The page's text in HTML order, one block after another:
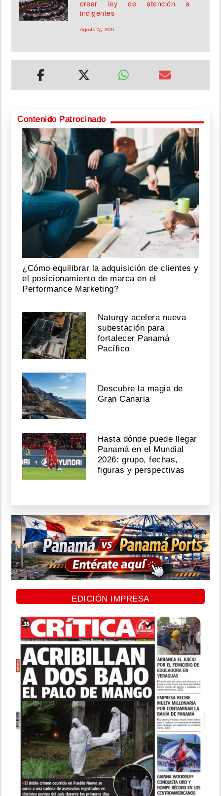
crear ley de atención a
indigentes
Agosto 05, 2026
Contenido Patrocinado
¿Cómo equilibrar la adquisición de clientes y
el posicionamiento de marca en el
Performance Marketing?
Naturgy acelera nueva
subestación para
fortalecer Panamá
Pacífico
Descubre la magia de
Gran Canaria
Hasta dónde puede llegar
Panamá en el Mundial
2026: grupo, fechas,
figuras y perspectivas
EDICIÓN IMPRESA